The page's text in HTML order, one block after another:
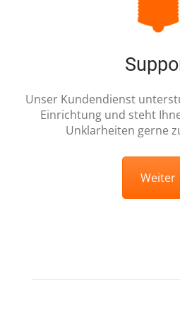
Unser Kundendienst
Einrichtung und steht
Unklarheiten gerne
Weiter